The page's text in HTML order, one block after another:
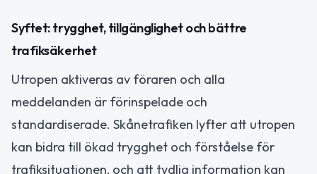
Syftet: trygghet, tillgänglighet och bättre
trafiksäkerhet
Utropen aktiveras av föraren och alla
meddelanden är förinspelade och
standardiserade. Skånetrafiken lyfter att utropen
kan bidra till ökad trygghet och förståelse för
trafiksituationen, och att tydlig information kan